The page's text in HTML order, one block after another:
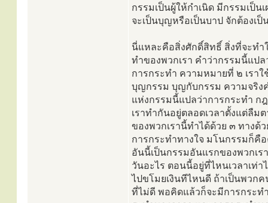
กรรมเป็นผู้ให้กำเนิด มีกรรมเป็
จะเป็นบุญหรือเป็นบาป จักต้องเ
นี่แหละคือสิ่งศักดิ์สิทธิ์ สิ่งที่จะทำ
ทำของพวกเรา คำว่ากรรมนี้แป
การกระทำ ความหมายที่ ๒ เรา
บุญกรรม บุญกับกรรม ความจริง
แห่งกรรมนี้แปลว่าการกระทำ ก
เราทำกันอยู่ตลอดเวลาตั้งแต่ลื
ของพวกเรานี้ทำได้ด้วย ๓ ทาง
การกระทำทางใจ มโนกรรมก็คื
อันนี้เป็นกรรมอันแรกของพวกเ
วันอะไร ตอนนี้อยู่ที่ไหนเวลาเท่
ไปขโมยเงินทีไหนดี ถ้าเป็นพวก
ที่ไม่ดี พอคิดแล้วก็จะมีการกระ